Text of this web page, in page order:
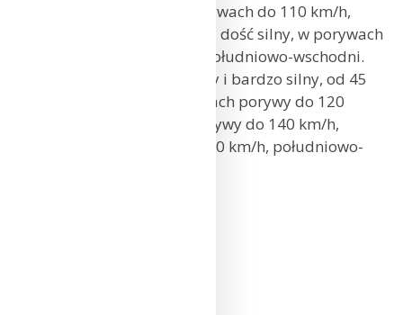
35 km/h do 45 km/h, w porywach do 110 km/h,
po południu umiarkowany i dość silny, w porywach
do 80 km/h, południowy i południowo-wschodni.
Wysoko w górach wiatr silny i bardzo silny, od 45
km/h do 55 km/h, w Beskidach porywy do 120
km/h, na szczytach Tatr porywy do 140 km/h,
po południu słabnące do 100 km/h, południowo-